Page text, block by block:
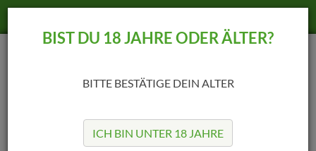
BIST DU 18 JAHRE ODER ÄLTER?
BITTE BESTÄTIGE DEIN ALTER
ICH BIN UNTER 18 JAHRE